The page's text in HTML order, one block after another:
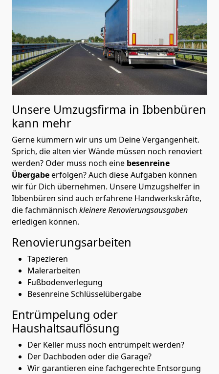
Unsere Umzugsfirma in Ibbenbüren
kann mehr
Gerne kümmern wir uns um Deine Vergangenheit.
Sprich, die alten vier Wände müssen noch renoviert
werden? Oder muss noch eine besenreine
Übergabeerfolgen? Auch diese Aufgaben können
wir für Dich übernehmen. Unsere Umzugshelfer in
Ibbenbüren sind auch erfahrene Handwerkskräfte,
die fachmännisch kleinere Renovierungsausgaben
erledigen können.
Renovierungsarbeiten
Tapezieren
Malerarbeiten
Fußbodenverlegung
Besenreine Schlüsselübergabe
Entrümpelung oder
Haushaltsauflösung
Der Keller muss noch entrümpelt werden?
Der Dachboden oder die Garage?
Wir garantieren eine fachgerechte Entsorgung